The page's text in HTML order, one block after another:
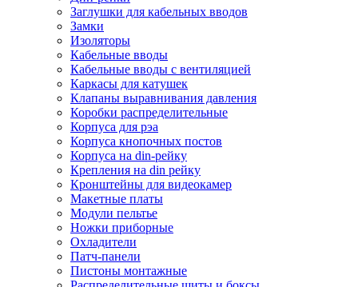
Заглушки для кабельных вводов
Замки
Изоляторы
Кабельные вводы
Кабельные вводы с вентиляцией
Каркасы для катушек
Клапаны выравнивания давления
Коробки распределительные
Корпуса для рэа
Корпуса кнопочных постов
Корпуса на din-рейку
Крепления на din рейку
Кронштейны для видеокамер
Макетные платы
Модули пельтье
Ножки приборные
Охладители
Патч-панели
Пистоны монтажные